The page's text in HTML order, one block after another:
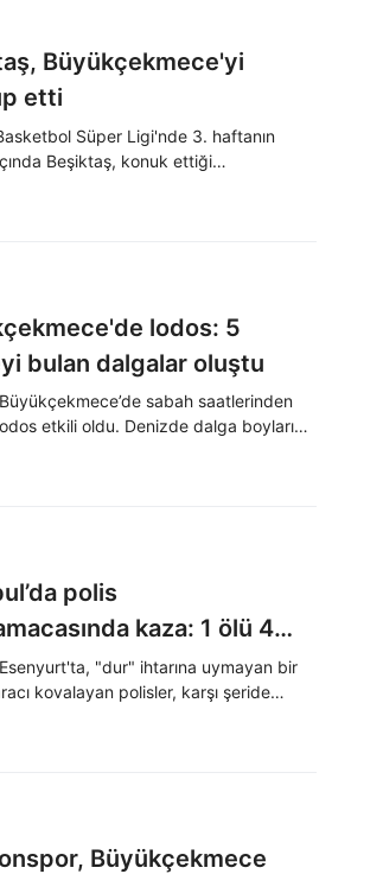
Büyükçekmece'yi
etti
Süper Ligi'nde 3. haftanın
Beşiktaş, konuk ettiği
lodos: 5
bulan dalgalar oluştu
sabah saatlerinden
etkili oldu. Denizde dalga boylarının
polis
kaza: 1 ölü 4
"dur" ihtarına uymayan bir
kovalayan polisler, karşı şeride
Büyükçekmece